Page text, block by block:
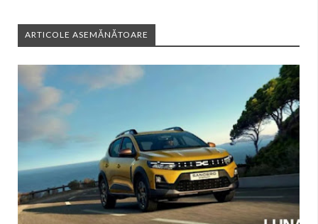
ARTICOLE ASEMĂNĂTOARE